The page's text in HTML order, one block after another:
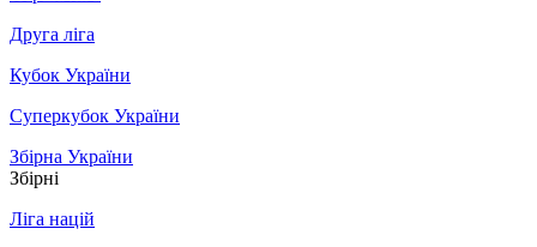
Друга ліга
Кубок України
Суперкубок України
Збірна України
Збірні
Ліга націй